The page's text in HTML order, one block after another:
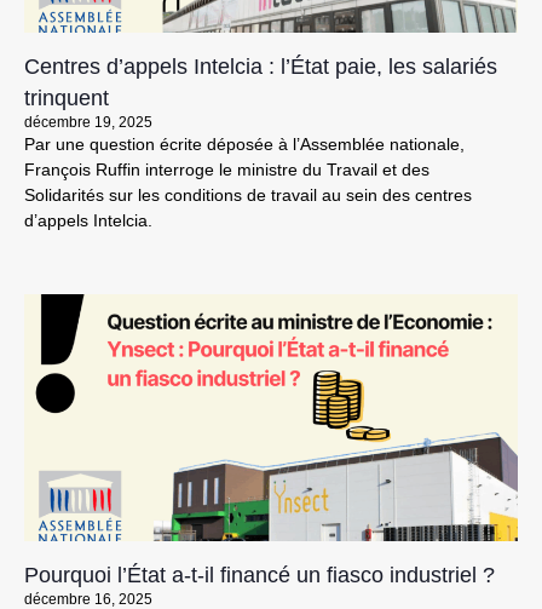
Centres d’appels Intelcia : l’État paie, les salariés
trinquent
décembre 19, 2025
Par une question écrite déposée à l’Assemblée nationale,
François Ruffin interroge le ministre du Travail et des
Solidarités sur les conditions de travail au sein des centres
d’appels Intelcia.
Pourquoi l’État a-t-il financé un fiasco industriel ?
décembre 16, 2025